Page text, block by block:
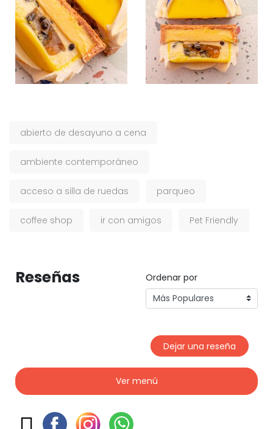
abierto de desayuno a cena
ambiente contemporáneo
acceso a silla de ruedas parqueo
coffee shop ir con amigos Pet Friendly
Reseñas Ordenar por
Dejar una reseña
Ver menú